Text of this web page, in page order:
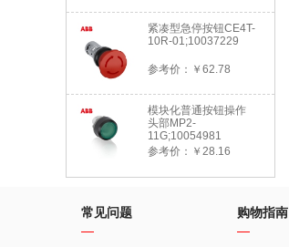
紧凑型急停按钮CE4T-
10R-01;10037229
参考价：￥62.78
模块化普通按钮操作
头部MP2-
11G;10054981
参考价：￥28.16
常见问题 购物指南